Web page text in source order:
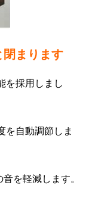
まります
を採用しまし
を自動調節しま
を軽減します。